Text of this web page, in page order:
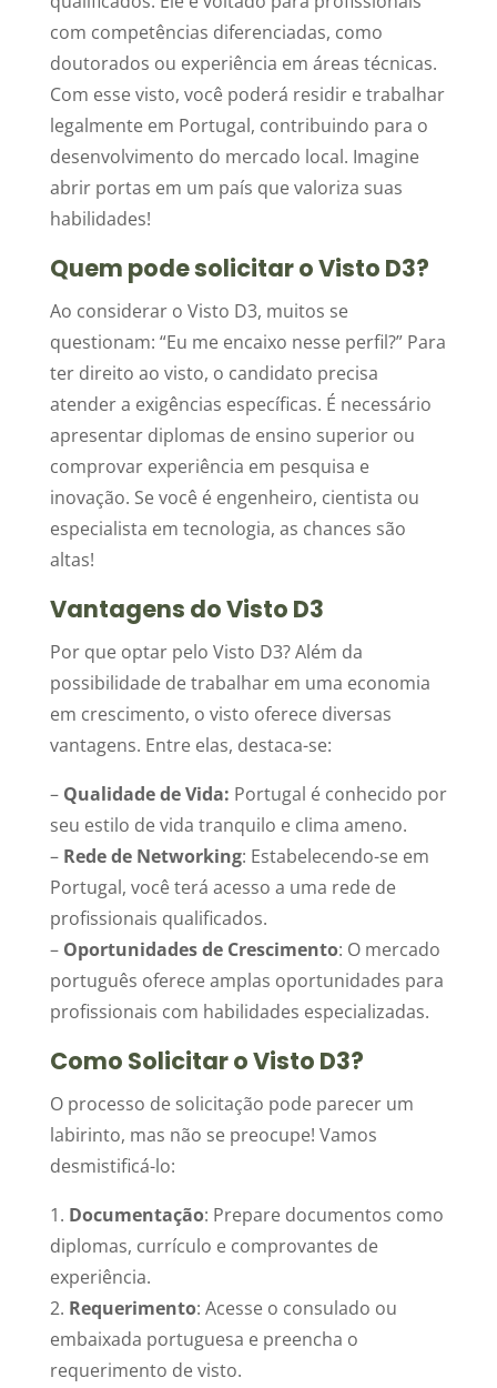
com competências diferenciadas, como
doutorados ou experiência em áreas técnicas.
Com esse visto, você poderá residir e trabalhar
legalmente em Portugal, contribuindo para o
desenvolvimento do mercado local. Imagine
abrir portas em um país que valoriza suas
habilidades!
Quem pode solicitar o Visto D3?
Ao considerar o Visto D3, muitos se
questionam: “Eu me encaixo nesse perfil?” Para
ter direito ao visto, o candidato precisa
atender a exigências específicas. É necessário
apresentar diplomas de ensino superior ou
comprovar experiência em pesquisa e
inovação. Se você é engenheiro, cientista ou
especialista em tecnologia, as chances são
altas!
Vantagens do Visto D3
Por que optar pelo Visto D3? Além da
possibilidade de trabalhar em uma economia
em crescimento, o visto oferece diversas
vantagens. Entre elas, destaca-se:
– Qualidade de Vida: Portugal é conhecido por
seu estilo de vida tranquilo e clima ameno.
–Rede de Networking: Estabelecendo-se em
Portugal, você terá acesso a uma rede de
profissionais qualificados.
– Oportunidades de Crescimento: O mercado
português oferece amplas oportunidades para
profissionais com habilidades especializadas.
Como Solicitar o Visto D3?
O processo de solicitação pode parecer um
labirinto, mas não se preocupe! Vamos
desmistificá-lo:
1. Documentação: Prepare documentos como
diplomas, currículo e comprovantes de
experiência.
2. Requerimento: Acesse o consulado ou
embaixada portuguesa e preencha o
requerimento de visto.